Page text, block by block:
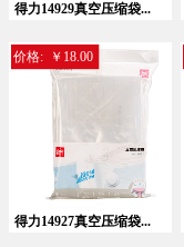
得力14929真空压缩袋...
得力14927真空压缩袋...
价格: ￥18.00